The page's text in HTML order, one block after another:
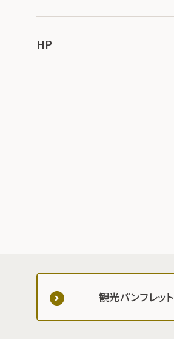
HP
観光パンフレット